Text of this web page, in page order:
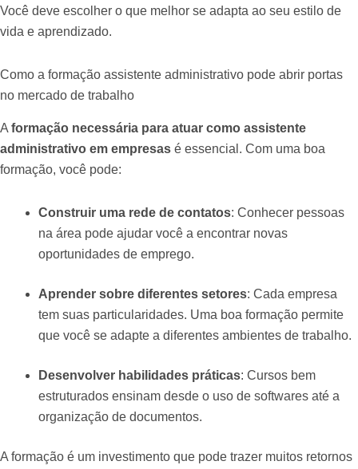
Você deve escolher o que melhor se adapta ao seu estilo de
vida e aprendizado.
Como a formação assistente administrativo pode abrir portas
no mercado de trabalho
A formação necessária para atuar como assistente
administrativo em empresas é essencial. Com uma boa
formação, você pode:
Construir uma rede de contatos: Conhecer pessoas
na área pode ajudar você a encontrar novas
oportunidades de emprego.
Aprender sobre diferentes setores: Cada empresa
tem suas particularidades. Uma boa formação permite
que você se adapte a diferentes ambientes de trabalho.
Desenvolver habilidades práticas: Cursos bem
estruturados ensinam desde o uso de softwares até a
organização de documentos.
A formação é um investimento que pode trazer muitos retornos